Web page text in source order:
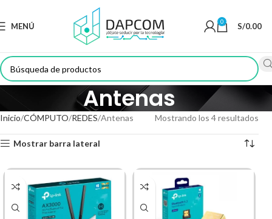
MENÚ 0 S/0.00
Antenas
Inicio CÓMPUTO REDES Antenas Mostrando los 4 resultados
Mostrar barra lateral